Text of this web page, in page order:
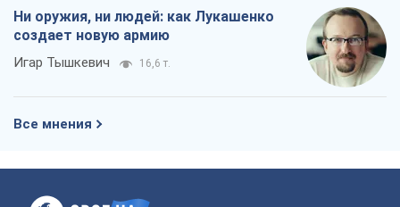
Ни оружия, ни людей: как Лукашенко
создает новую армию
Игар Тышкевич 16,6 т.
Все мнения